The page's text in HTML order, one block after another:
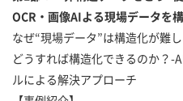
OCR・画像AIよる現場データを
なぜ“現場データ”は構造化が難
どうすれば構造化できるのか？-
ルによる解決アプローチ